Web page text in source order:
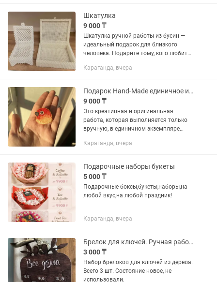
Шкатулка
9 000 ₸
Шкатулка ручной работы из бусин —
идеальный подарок для близкого
человека. Подарите тому, кого любите,
тойбастар подойдут.Размеры 12х12
Караганда, вчера
Подарок Hand-Made единичное изделие. Брошь. Попугайчик
9 000 ₸
Это креативная и оригинальная
работа, которая выполняется только
вручную, в единичном экземпляре
Караганда, вчера
Подарочные наборы букеты
5 000 ₸
Подарочные боксы,букеты,наборы,на
любой вкус,на любой праздник!
Караганда, вчера
Брелок для ключей. Ручная работа
3 000 ₸
Набор брелоков для ключей из дерева.
Всего 3 шт. Состояние новое, не
использовали.